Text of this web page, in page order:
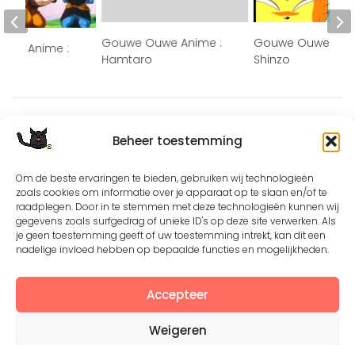
Beheer toestemming
Om de beste ervaringen te bieden, gebruiken wij technologieën
zoals cookies om informatie over je apparaat op te slaan en/of te
raadplegen. Door in te stemmen met deze technologieën kunnen wij
gegevens zoals surfgedrag of unieke ID's op deze site verwerken. Als
je geen toestemming geeft of uw toestemming intrekt, kan dit een
nadelige invloed hebben op bepaalde functies en mogelijkheden.
Accepteer
Weigeren
Gouwe Ouwe Anime :
Hamtaro
Gouwe Ouwe
Shinzo
Anime :
Except where otherwise noted, the content by©Silerna
is licensed under aCreative Commons Attribution-
NonCommercial-ShareAlike 4.0 InternationalLicense.
View on Instagram